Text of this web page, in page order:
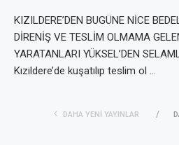
KIZILDERE’DEN BUGÜNE NİCE
DİRENİŞ VE TESLİM OLMAMA
YARATANLARI YÜKSEL’DEN
Kızıldere’de kuşatılıp teslim ol …
DAHA YENI YAYINLAR